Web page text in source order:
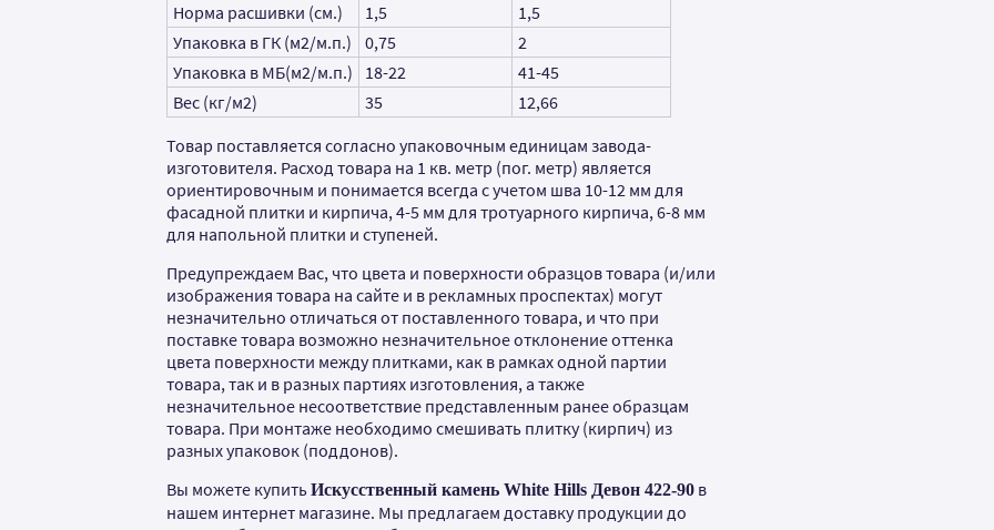
Норма расшивки (см.)
1,5
1,5
Упаковка в ГК (м2/м.п.)
0,75
2
Упаковка в МБ(м2/м.п.)
18-22
41-45
Вес (кг/м2)
35
12,66
Товар поставляется согласно упаковочным единицам завода-
изготовителя. Расход товара на 1 кв. метр (пог. метр) является
ориентировочным и понимается всегда с учетом шва 10-12 мм для
фасадной плитки и кирпича, 4-5 мм для тротуарного кирпича, 6-8 мм
для напольной плитки и ступеней.
Предупреждаем Вас, что цвета и поверхности образцов товара (и/или
изображения товара на сайте и в рекламных проспектах) могут
незначительно отличаться от поставленного товара, и что при
поставке товара возможно незначительное отклонение оттенка
цвета поверхности между плитками, как в рамках одной партии
товара, так и в разных партиях изготовления, а также
незначительное несоответствие представленным ранее образцам
товара. При монтаже необходимо смешивать плитку (кирпич) из
разных упаковок (поддонов).
Вы можете купитьИскусственный камень White Hills Девон 422-90 в
нашем интернет магазине. Мы предлагаем доставку продукции до